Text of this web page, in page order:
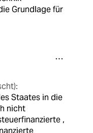
Grundlage für
Staates in die
nicht
,